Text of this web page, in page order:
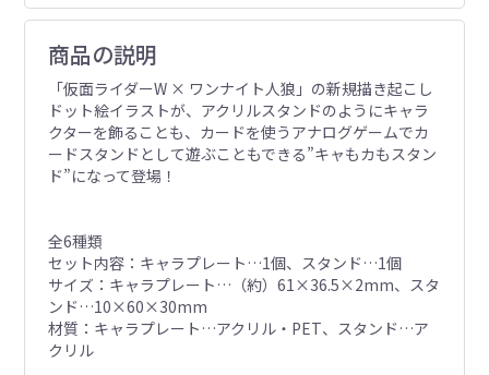
商品の説明
「仮面ライダーW × ワンナイト人狼」の新規描き起こし
ドット絵イラストが、アクリルスタンドのようにキャラ
クターを飾ることも、カードを使うアナログゲームでカ
ードスタンドとして遊ぶこともできる”キャもカもスタン
ド”になって登場！
全6種類
セット内容：キャラプレート…1個、スタンド…1個
サイズ：キャラプレート…（約）61×36.5×2mm、スタ
ンド…10×60×30mm
材質：キャラプレート…アクリル・PET、スタンド…ア
クリル